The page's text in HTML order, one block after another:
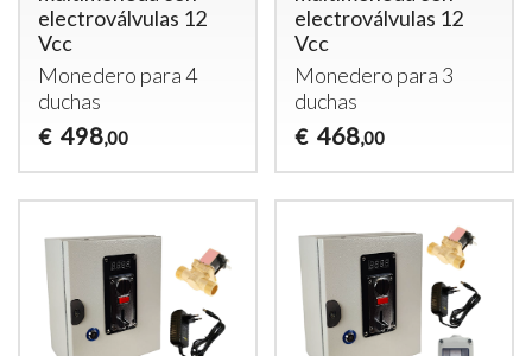
electroválvulas 12
Vcc
Monedero para 4
duchas
€ 498,00
electroválvulas 12
Vcc
Monedero para 3
duchas
€ 468,00